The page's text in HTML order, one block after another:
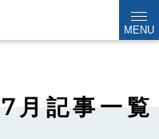
MENU
月記事一覧